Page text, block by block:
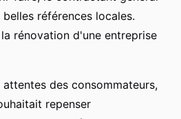
références locales.
rénovation d'une entreprise
des consommateurs,
repenser